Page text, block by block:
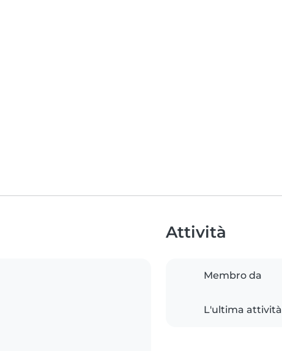
Attività
Membro da
L'ultima attività